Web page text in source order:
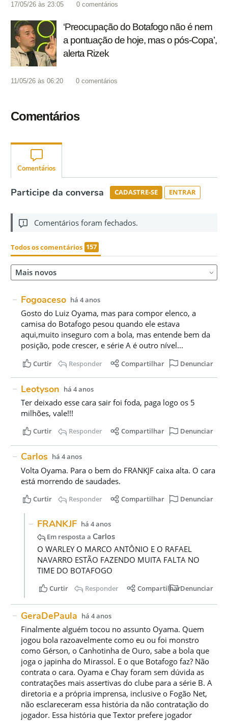
17/05/26 às 23:05 0 comentários
‘Preocupação do Botafogo não é nem
a pontuação de hoje, mas o pós-Copa’,
alerta Rizek
11/05/26 às 06:20 0 comentários
Comentários